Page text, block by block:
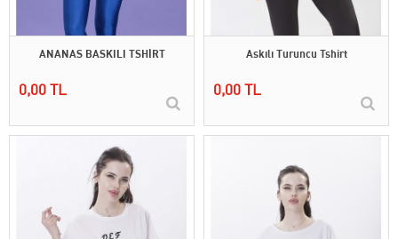
ANANAS BASKILI TSHİRT
0,00 TL
Askılı Turuncu Tshirt
0,00 TL